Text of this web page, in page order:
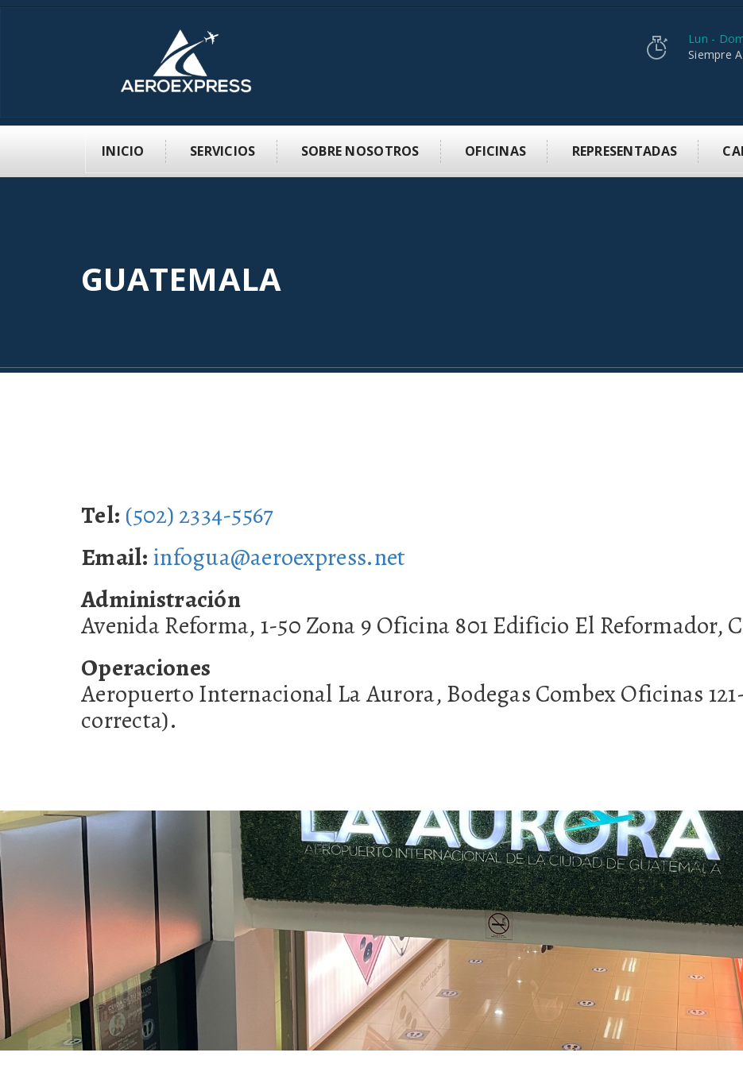
Lun -
Siempre
INICIO SERVICIOS SOBRE NOSOTROS OFICINAS REPRESENTADAS
GUATEMALA
Tel: (502) 2334-5567
Email: infogua@aeroexpress.net
Administración
Avenida Reforma, 1-50 Zona 9 Oficina 801 Edificio El Reformador,
Operaciones
Aeropuerto Internacional La Aurora, Bodegas Combex Oficinas
correcta).